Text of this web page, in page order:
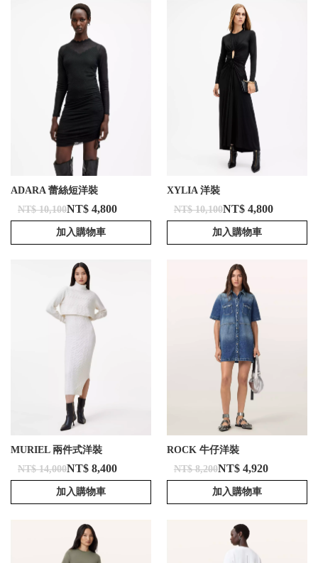
ADARA 蕾絲短洋裝
NT$ 10,100NT$ 4,800
加入購物車
XYLIA 洋裝
NT$ 10,100NT$ 4,800
加入購物車
MURIEL 兩件式洋裝
NT$ 14,000NT$ 8,400
加入購物車
ROCK 牛仔洋裝
NT$ 8,200NT$ 4,920
加入購物車